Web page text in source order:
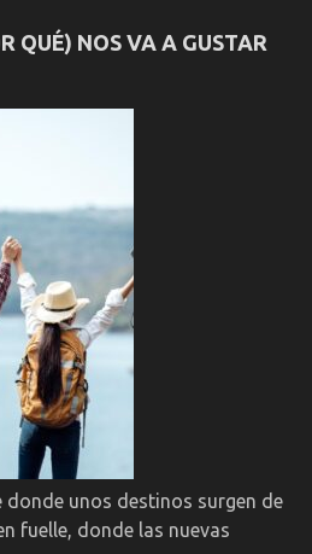
QUÉ) NOS VA A GUSTAR
donde unos destinos surgen de
fuelle, donde las nuevas